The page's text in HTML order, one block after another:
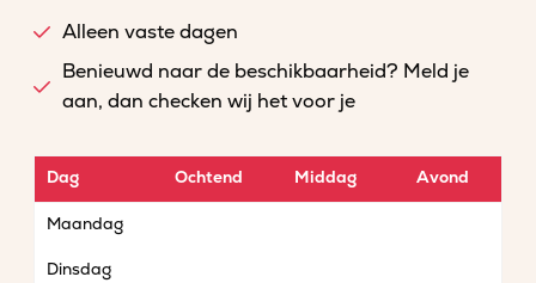
Alleen vaste dagen
Benieuwd naar de beschikbaarheid? Meld je
aan, dan checken wij het voor je
Dag Ochtend Middag Avond
Maandag
Dinsdag